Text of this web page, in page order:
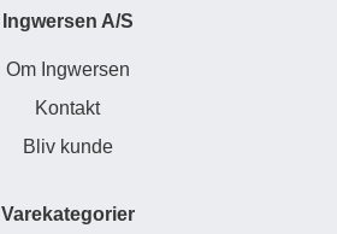
Ingwersen A/S
Om Ingwersen
Kontakt
Bliv kunde
Varekategorier